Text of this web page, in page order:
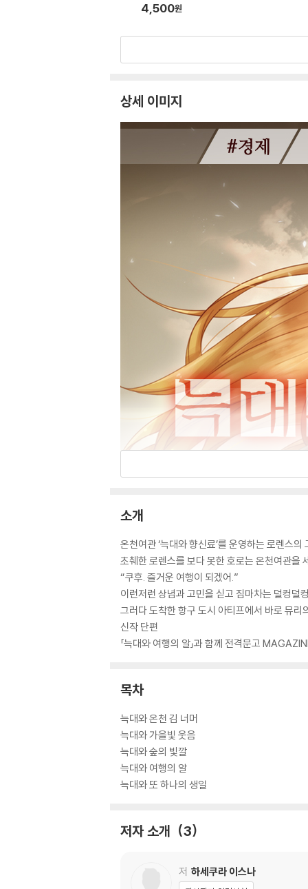
4,500원
상세 이미지
소개
온천여관 ‘늑대와 향신료’를 운영하는 로렌스
초췌한 로렌스를 보다 못한 호로는 온천여관을
“쿠후. 즐거운 여행이 되겠어.”
이런저런 상념과 고민을 싣고 짐마차는 덜컹덜
그러다 도착한 항구 도시 아티프에서 바로 뮤
신작 단편
「늑대와 여행의 알」과 함께 전격문고
목차
늑대와 온천 김 너머
늑대와 가을빛 웃음
늑대와 숲의 빛깔
늑대와 여행의 알
늑대와 또 하나의 생일
저자 소개 3
저 하세쿠라 이스나